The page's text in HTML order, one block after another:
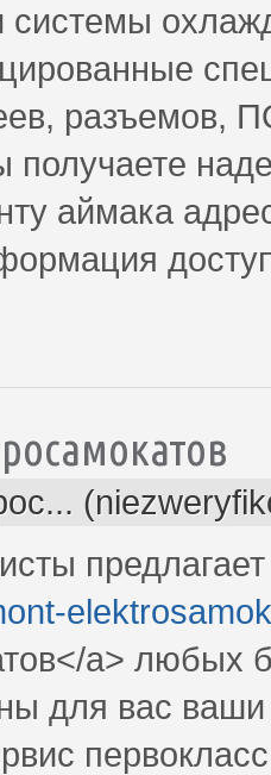
системы
разъемов,
получаете
аймака
a>
для вас